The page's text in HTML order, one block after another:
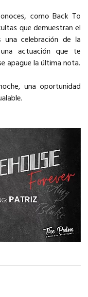
como Back To
que demuestran el
celebración de la
actuación que te
apague la última nota.
una oportunidad